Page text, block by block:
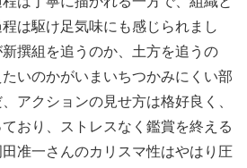
は駆け足気味にも感じられまし
撰組を追うのか、土方を追うの
いのかがいまいちつかみにくい部
アクションの見せ方は格好良く、
おり、ストレスなく鑑賞を終える
准一さんのカリスマ性はやはり圧